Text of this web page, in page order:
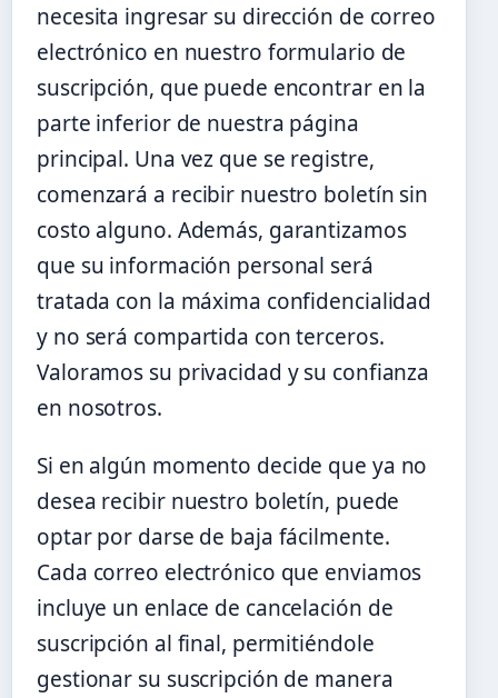
necesita ingresar su dirección de correo
electrónico en nuestro formulario de
suscripción, que puede encontrar en la
parte inferior de nuestra página
principal. Una vez que se registre,
comenzará a recibir nuestro boletín sin
costo alguno. Además, garantizamos
que su información personal será
tratada con la máxima confidencialidad
y no será compartida con terceros.
Valoramos su privacidad y su confianza
en nosotros.
Si en algún momento decide que ya no
desea recibir nuestro boletín, puede
optar por darse de baja fácilmente.
Cada correo electrónico que enviamos
incluye un enlace de cancelación de
suscripción al final, permitiéndole
gestionar su suscripción de manera